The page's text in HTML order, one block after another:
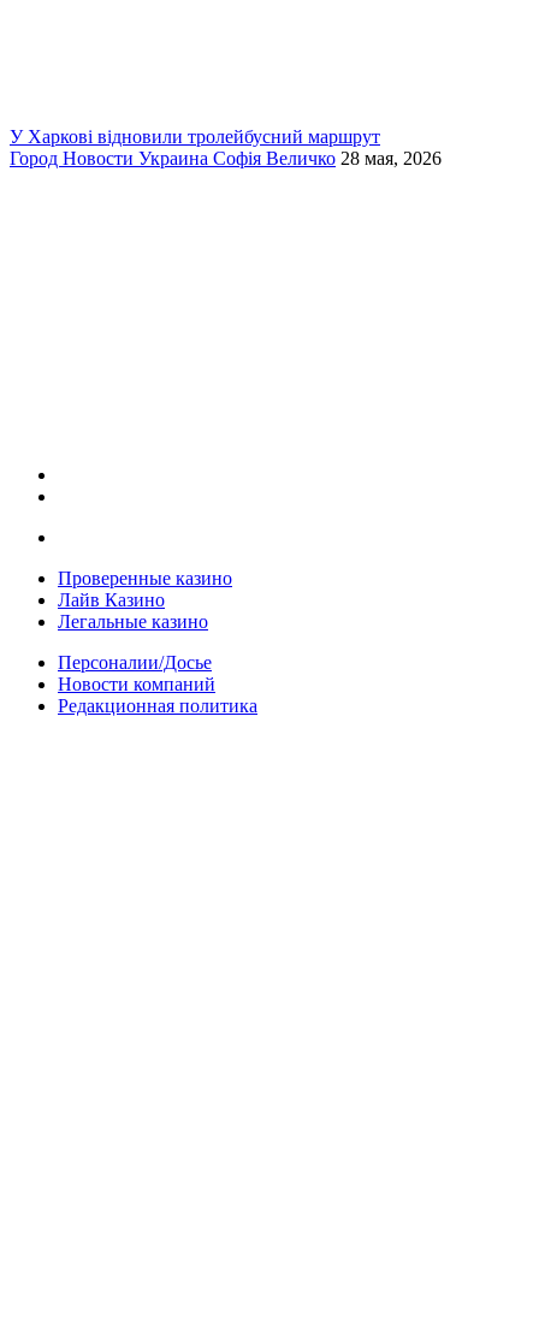
У Харкові відновили тролейбусний маршрут
Город Новости Украина Софія Величко 28 мая, 2026
Проверенные казино
Лайв Казино
Легальные казино
Персоналии/Досье
Новости компаний
Редакционная политика